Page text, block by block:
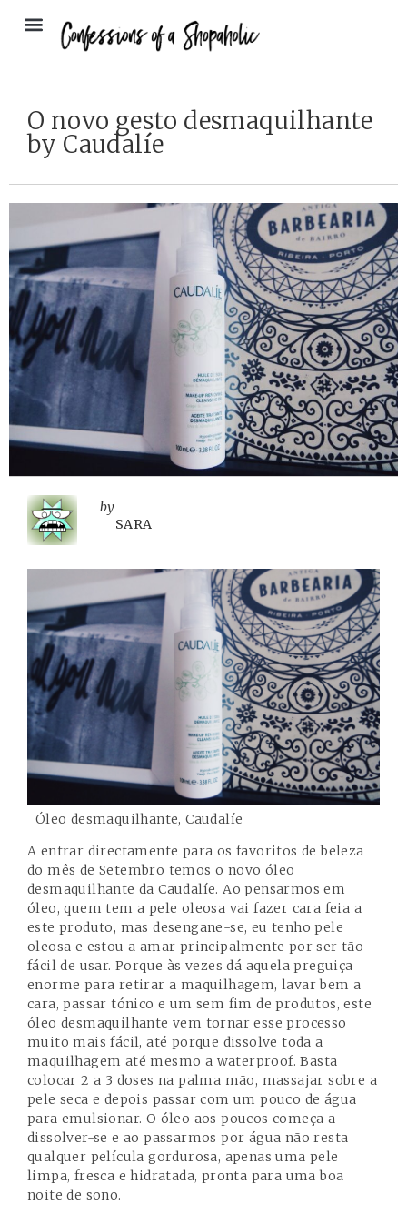
O novo gesto desmaquilhante
by Caudalíe
by
SARA
Óleo desmaquilhante, Caudalíe
A entrar directamente para os favoritos de beleza
do mês de Setembro temos o novo óleo
desmaquilhante da Caudalíe. Ao pensarmos em
óleo, quem tem a pele oleosa vai fazer cara feia a
este produto, mas desengane-se, eu tenho pele
oleosa e estou a amar principalmente por ser tão
fácil de usar. Porque às vezes dá aquela preguiça
enorme para retirar a maquilhagem, lavar bem a
cara, passar tónico e um sem fim de produtos, este
óleo desmaquilhante vem tornar esse processo
muito mais fácil, até porque dissolve toda a
maquilhagem até mesmo a waterproof. Basta
colocar 2 a 3 doses na palma mão, massajar sobre a
pele seca e depois passar com um pouco de água
para emulsionar. O óleo aos poucos começa a
dissolver-se e ao passarmos por água não resta
qualquer película gordurosa, apenas uma pele
limpa, fresca e hidratada, pronta para uma boa
noite de sono.